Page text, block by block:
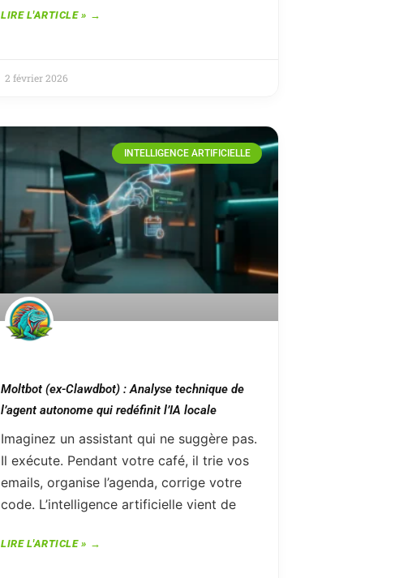
LIRE L'ARTICLE »
2 février 2026
INTELLIGENCE ARTIFICIELLE
Moltbot (ex-Clawdbot) : Analyse technique de
l’agent autonome qui redéfinit l’IA locale
Imaginez un assistant qui ne suggère pas.
Il exécute. Pendant votre café, il trie vos
emails, organise l’agenda, corrige votre
code. L’intelligence artificielle vient de
LIRE L'ARTICLE »